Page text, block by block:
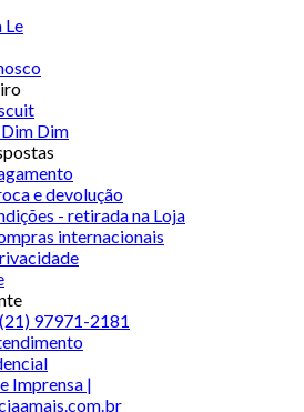
Le
Dim
e devolução
- retirada na Loja
internacionais
97971-2181
Imprensa |